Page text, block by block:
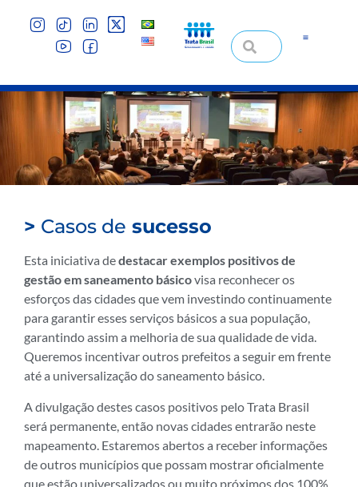
> Casos de sucesso
Esta iniciativa dedestacar exemplos positivos de
gestão em saneamento básicovisa reconhecer os
esforços das cidades que vem investindo continuamente
para garantir esses serviços básicos a sua população,
garantindo assim a melhoria de sua qualidade de vida.
Queremos incentivar outros prefeitos a seguir em frente
até a universalização do saneamento básico.
A divulgação destes casos positivos pelo Trata Brasil
será permanente, então novas cidades entrarão neste
mapeamento. Estaremos abertos a receber informações
de outros municípios que possam mostrar oficialmente
que estão universalizados ou muito próximos dos 100%